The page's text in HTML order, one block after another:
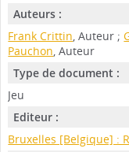
Auteurs :
Frank Crittin, Auteur ;
Pauchon, Auteur
Type de document :
Jeu
Editeur :
Bruxelles [Belgique] :